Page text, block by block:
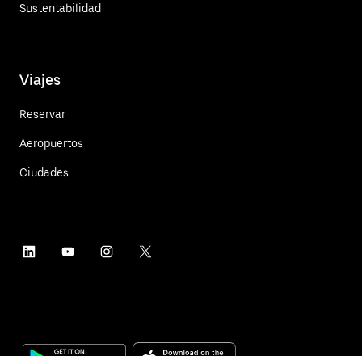
Sustentabilidad
Viajes
Reservar
Aeropuertos
Ciudades